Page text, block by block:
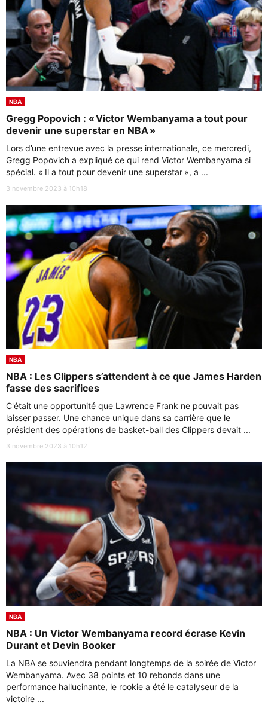
NBA
Gregg Popovich : « Victor Wembanyama a tout pour
devenir une superstar en NBA »
Lors d’une entrevue avec la presse internationale, ce mercredi,
Gregg Popovich a expliqué ce qui rend Victor Wembanyama si
spécial. « Il a tout pour devenir une superstar », a ...
3 novembre 2023 à 10h18
NBA
NBA : Les Clippers s’attendent à ce que James Harden
fasse des sacrifices
C'était une opportunité que Lawrence Frank ne pouvait pas
laisser passer. Une chance unique dans sa carrière que le
président des opérations de basket-ball des Clippers devait ...
3 novembre 2023 à 10h12
NBA
NBA : Un Victor Wembanyama record écrase Kevin
Durant et Devin Booker
La NBA se souviendra pendant longtemps de la soirée de Victor
Wembanyama. Avec 38 points et 10 rebonds dans une
performance hallucinante, le rookie a été le catalyseur de la
victoire ...